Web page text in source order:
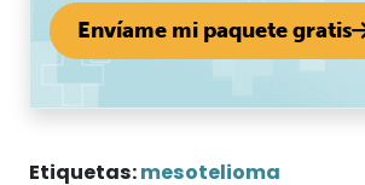
Envíame mi paquete gratis
Etiquetas: mesotelioma